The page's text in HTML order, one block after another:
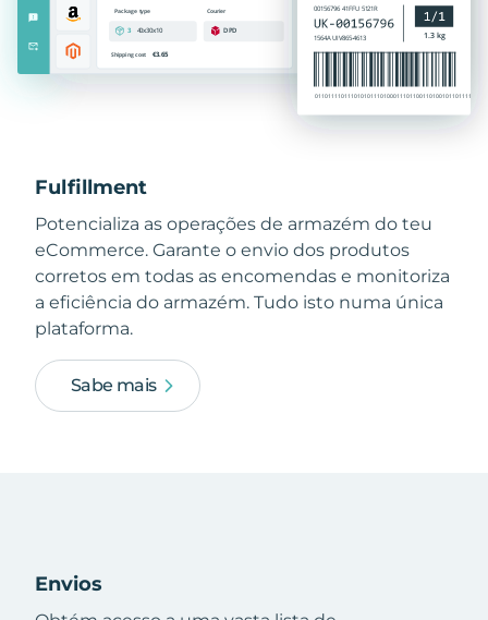
Fulfillment
Potencializa as operações de armazém do teu
eCommerce. Garante o envio dos produtos
corretos em todas as encomendas e monitoriza
a eficiência do armazém. Tudo isto numa única
plataforma.
Sabe mais
Envios